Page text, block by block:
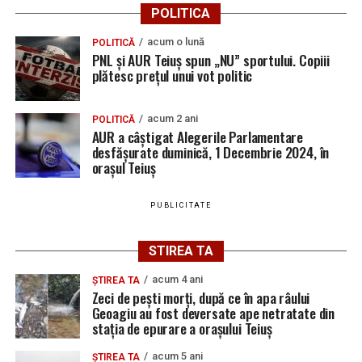
POLITICA
POLITICĂ acum o lună
PNL și AUR Teiuș spun „NU” sportului. Copiii
plătesc prețul unui vot politic
POLITICĂ acum 2 ani
AUR a câștigat Alegerile Parlamentare
desfășurate duminică, 1 Decembrie 2024, în
orașul Teiuș
PUBLICITATE
STIREA TA
ȘTIREA TA acum 4 ani
Zeci de pești morți, după ce în apa râului
Geoagiu au fost deversate ape netratate din
stația de epurare a orașului Teiuș
ȘTIREA TA acum 5 ani